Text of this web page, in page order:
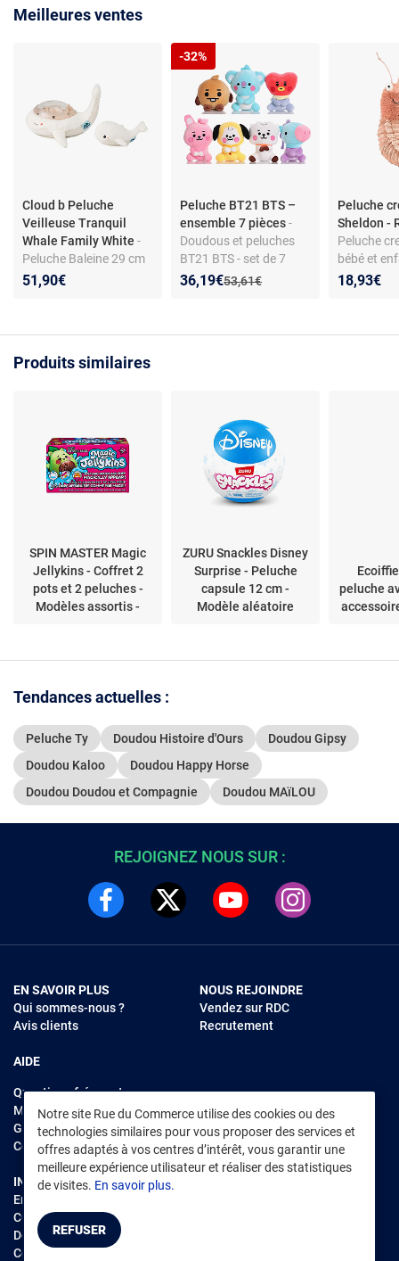
Meilleures ventes
Cloud b Peluche
Veilleuse Tranquil
Whale Family White -
Peluche Baleine 29 cm
51,90€
Peluche BT21 BTS –
ensemble 7 pièces-
Doudous et peluches
BT21 BTS - set de 7
personnages - tissu
Ancien prix :
53,61€
Nouveau prix :
36,19€
Réduction de :
-32%
Peluche
Sheldon -
Peluche
bébé et
doux - non
18,93€
Produits similaires
SPIN MASTER Magic
Jellykins - Coffret 2
pots et 2 peluches -
Modèles assortis -
ZURU Snackles Disney
Surprise - Peluche
capsule 12 cm -
Modèle aléatoire
peluche
Tendances actuelles :
Peluche Ty Doudou Histoire d'Ours
Doudou Gipsy
Doudou Kaloo
Doudou Happy Horse
Doudou Doudou et Compagnie
Doudou MAïLOU
Notre site Rue du Commerce utilise des cookies ou des
technologies similaires pour vous proposer des services et
offres adaptés à vos centres d’intérêt, vous garantir une
meilleure expérience utilisateur et réaliser des statistiques
de visites. En savoir plus.
REFUSER
REJOIGNEZ NOUS SUR :
EN SAVOIR PLUS
Qui sommes-nous ?
Avis clients
AIDE
Questions fréquentes
Modes de règlements
Garantie et retours
Contacter Rue du Commerce
NOUS REJOINDRE
Vendez sur RDC
Recrutement
INFORMATIONS LÉGALES
Environnement
CGV /CGU Marketplace
Données personnelles
Cookies